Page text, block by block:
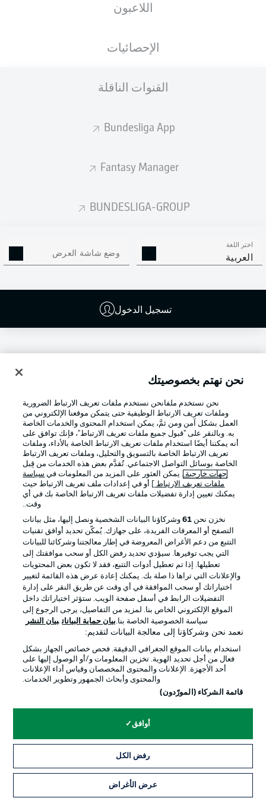
اللاعبون
الإحصائيات
القنوات الناقلة
Bundesliga App
Fantasy Manager
BUNDESLIGA-GROUP
اختر اللغة
العربية وضع شاشة العرض
تسجيل الدخول
إعلان
Football as it's meant to be
تطبيق الدوري الألماني
Official Partners
إدارة التفضيلات بيان الخصوصية
القنوات الناقلة
الوظائف جهة النشر
نحن نهتم بخصوصيتك
نحن نستخدم ملفانحن نستخدم ملفات تعريف الارتباط الضرورية
وملفات تعريف الارتباط الوظيفية حتى يتمكن موقعنا الإلكتروني من
العمل بشكل آمن ومن ثمَّ، يمكن استخدام المحتوى والخدمات الخاصة
به. وبالنقر على "قبول جميع ملفات تعريف الارتباط"، فإنك توافق على
أنه يمكننا أيضًا استخدام ملفات تعريف الارتباط الخاصة بالأداء، وملفات
تعريف الارتباط الخاصة بالتسويق والتحليل، وملفات تعريف الارتباط
الخاصة بوسائل التواصل الاجتماعي. تُقدَّم بعض هذه الخدمات من قِبل
جهات خارجية . يمكن العثور على المزيد من المعلومات في سياسة
ملفات تعريف الارتباط
] أو في إعدادات ملف تعريف الارتباط حيث
يمكنك تعيين إدارة تفضيلات ملفات تعريف الارتباط الخاصة بك في أي
وقت..
نخزن نحن 61وشركاؤنا البيانات الشخصية ونصل إليها، مثل بيانات
التصفح أو المعرفات الفريدة، على جهازك. يُمكّن تحديد أوافق تقنيات
التتبع من دعم الأغراض المعروضة في إطار معالجتنا وشركائنا للبيانات
التي يجب توفيرها. سيؤدي تحديد رفض الكل أو سحب موافقتك إلى
تعطيلها. إذا تم تعطيل أدوات التتبع، فقد لا تكون بعض المحتويات
والإعلانات التي تراها ذا صلة بك. يمكنك إعادة عرض هذه القائمة لتغيير
اختياراتك أو سحب الموافقة في أي وقت عن طريق النقر على إدارة
التفضيلات الرابط في أسفل صفحة الويب. ستؤثر اختياراتك داخل
الموقع الإلكتروني الخاص بنا. لمزيد من التفاصيل، يرجى الرجوع إلى
سياسة الخصوصية الخاصة بنا.بيان حماية البيانات بيان النشر
نعمد نحن وشركاؤنا إلى معالجة البيانات لتقديم:
استخدام بيانات الموقع الجغرافي الدقيقة. فحص خصائص الجهاز بشكل
فعال من أجل تحديد الهوية. تخزين المعلومات و/أو الوصول إليها على
أحد الأجهزة. الإعلانات والمحتوى المخصصان وقياس أداء الإعلانات
والمحتوى وأبحاث الجمهور وتطوير الخدمات.
قائمة الشركاء (المورّدون)
أوافق
رفض الكل
عرض الأغراض